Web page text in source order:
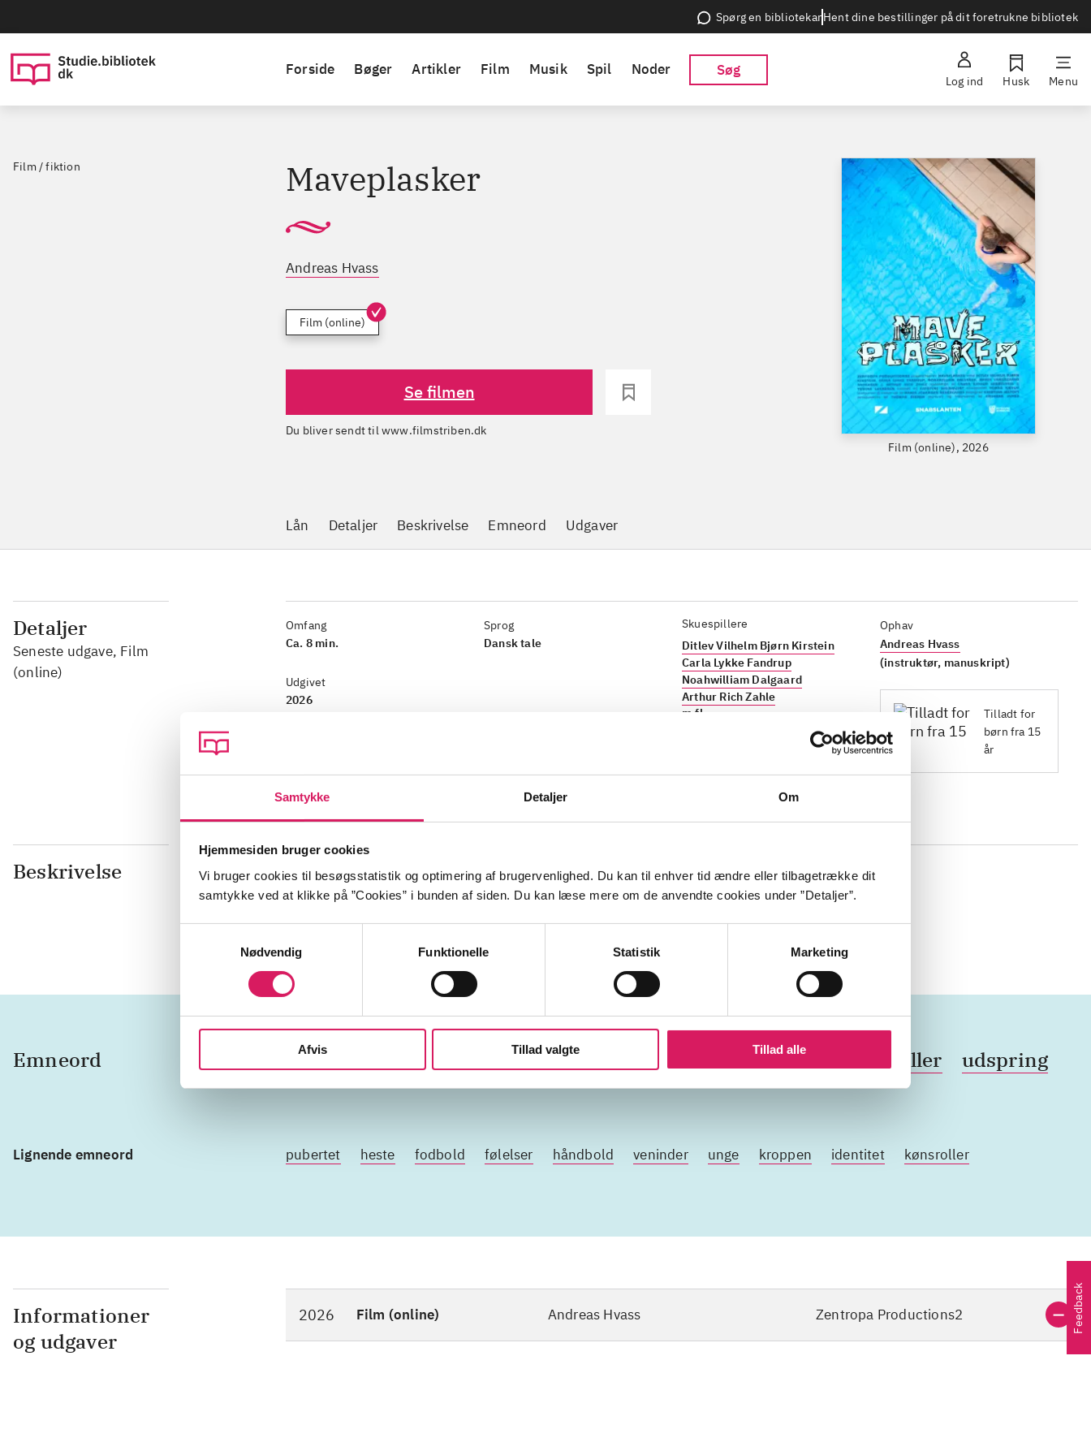
Samtykke Detaljer Om
Hjemmesiden bruger cookies
Vi bruger cookies til besøgsstatistik og optimering af brugervenlighed. Du kan til enhver tid ændre eller tilbagetrække dit
samtykke ved at klikke på ”Cookies” i bunden af siden. Du kan læse mere om de anvendte cookies under ”Detaljer”.
Nødvendig
Funktionelle Statistik Marketing
Afvis Tillad valgte Tillad alle
Spørg en bibliotekarHent dine bestillinger på dit foretrukne bibliotek
Forside Bøger Artikler Film Musik Spil Noder Søg
Log ind Husk Menu
Film / fiktion
Film (online), 2026
Maveplasker
Andreas Hvass
Film (online)
Se filmen
Du bliver sendt til www.filmstriben.dk
Lån Detaljer Beskrivelse Emneord Udgaver
Detaljer
Seneste udgave, Film
(online)
Omfang
Ca. 8 min.
Udgivet
2026
Sprog
Dansk tale
Skuespillere
Ditlev Vilhelm Bjørn Kirstein
Carla Lykke Fandrup
Noahwilliam Dalgaard
Arthur Rich Zahle
m.fl.
Ophav
Andreas Hvass
(instruktør, manuskript)
Tilladt for
børn fra 15
år
Beskrivelse
En ung dreng ved bassinkanten betragter kæresteparrene i svømmehallen og især
en pige, der springer fra den højeste vippe. Klodset forsøger han at få kontakt og
Emneord drenge forelskelse usikkerhed generthed svømmehaller udspring
Lignende emneord pubertet heste fodbold følelser håndbold veninder unge kroppen identitet kønsroller
Informationer
og udgaver
2026 Film (online) Andreas Hvass Zentropa Productions2 Feedback